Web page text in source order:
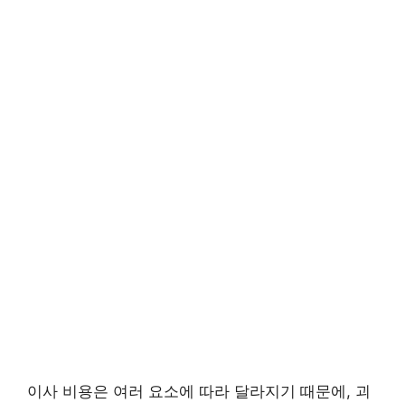
이사 비용은 여러 요소에 따라 달라지기 때문에, 괴